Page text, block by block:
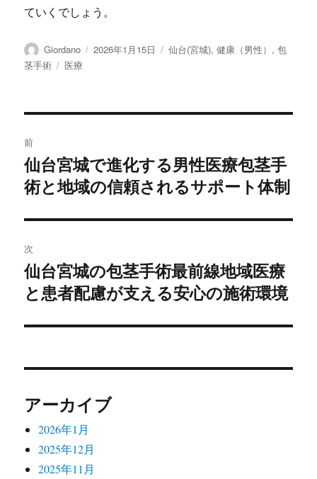
ていくでしょう。
投
稿
Giordano
投
2026年1月15日
カ
仙台(宮城),健康（男性） ,包
茎手術
タ
医療
稿
ナ
ビ
ゲ
ー
シ
ン
前
前
の
稿:
仙台宮城で進化する男性医療包茎手
術と地域の信頼されるサポート体制
次
次
の
稿:
仙台宮城の包茎手術最前線地域医療
と患者配慮が支える安心の施術環境
アーカイブ
2026年1月
2025年12月
2025年11月